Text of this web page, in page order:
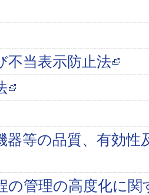
不当表示防止法
器等の品質、有効
の管理の高度化に